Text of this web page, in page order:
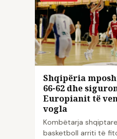
Shqipëria
66-62 dhe
Europianit të
vogla
Kombëtarja
basketboll arriti të